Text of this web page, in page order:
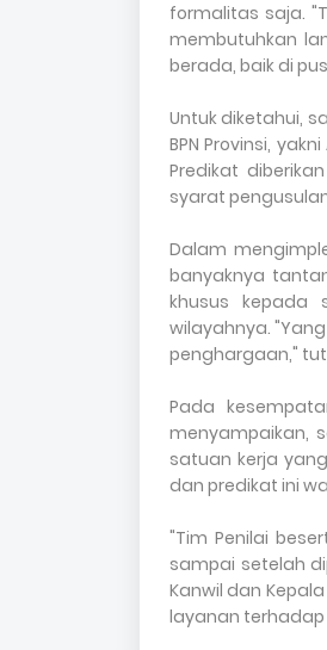
formalitas saja.
membutuhkan
berada, baik di
Untuk diketahui,
BPN Provinsi,
Predikat
syarat
Dalam
banyaknya
khusus kepada
wilayahnya.
penghargaan,"
Pada
menyampaikan,
satuan kerja
dan predikat ini
"Tim Penilai
sampai setelah
Kanwil dan
layanan terhadap